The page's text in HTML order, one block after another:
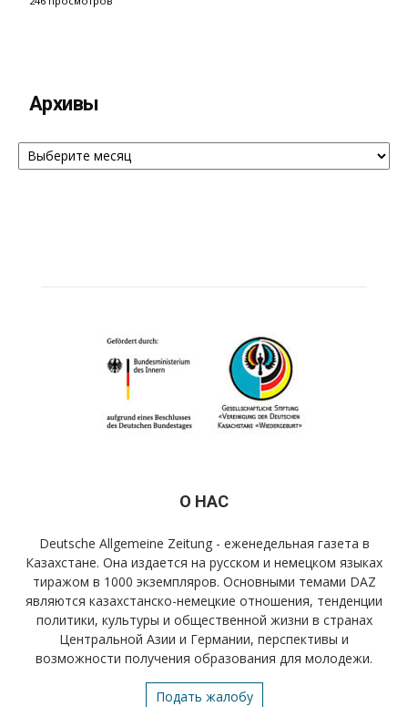
Архивы
Архивы
О НАС
Deutsche Allgemeine Zeitung - еженедельная газета в
Казахстане. Она издается на русском и немецком языках
тиражом в 1000 экземпляров. Основными темами DAZ
являются казахстанско-немецкие отношения, тенденции
политики, культуры и общественной жизни в странах
Центральной Азии и Германии, перспективы и
возможности получения образования для молодежи.
Подать жалобу